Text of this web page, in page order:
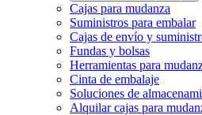
Cajas para mudanza
Suministros para embalar
Cajas de envío y
Fundas y bolsas
Herramientas para
Cinta de embalaje
Soluciones de
Alquilar cajas para